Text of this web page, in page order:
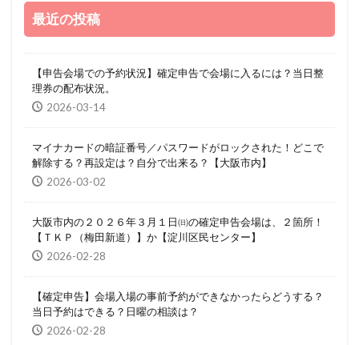
最近の投稿
【申告会場での予約状況】確定申告で会場に入るには？当日整
理券の配布状況。
2026-03-14
マイナカードの暗証番号／パスワードがロックされた！どこで
解除する？再設定は？自分で出来る？【大阪市内】
2026-03-02
大阪市内の２０２６年３月１日㈰の確定申告会場は、２箇所！
【ＴＫＰ（梅田新道）】か【淀川区民センター】
2026-02-28
【確定申告】会場入場の事前予約ができなかったらどうする？
当日予約はできる？日曜の相談は？
2026-02-28